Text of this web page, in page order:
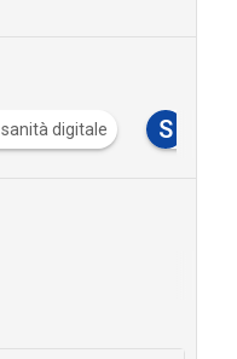
sanità digitale S